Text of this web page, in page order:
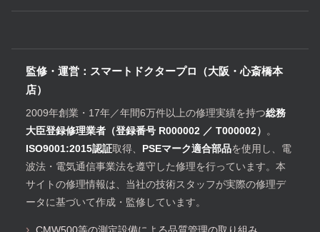
監修・運営：スマートドクタープロ（大阪・心斎橋本
店）
2009年創業・17年／年間6万件以上の修理実績を持つ総務
大臣登録修理業者（登録番号 R000002 ／ T000002）
。
ISO9001:2015認証取得、 PSEマーク適合部品を使用し、電
波法・電気通信事業法を遵守した修理を行っています。本
サイトの修理情報は、当社の技術スタッフが実際の修理デ
ータに基づいて作成・監修しています。